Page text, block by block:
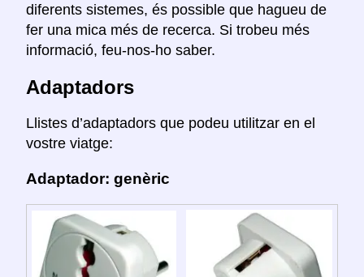
diferents sistemes, és possible que hagueu de
fer una mica més de recerca. Si trobeu més
informació, feu-nos-ho saber.
Adaptadors
Llistes d’adaptadors que podeu utilitzar en el
vostre viatge:
Adaptador: genèric